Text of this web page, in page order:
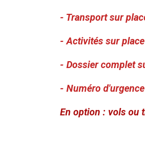
- Transport sur
- Activités sur place
- Dossier complet
- Numéro
En option : vols ou